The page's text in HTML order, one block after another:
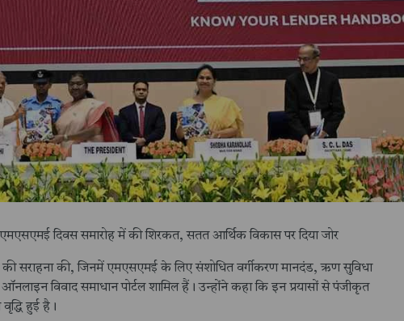
ने एमएसएमई दिवस समारोह में की शिरकत, सतत आर्थिक विकास पर दिया जोर
की सराहना की, जिनमें एमएसएमई के लिए संशोधित वर्गीकरण मानदंड, ऋण सुविधा
ऑनलाइन विवाद समाधान पोर्टल शामिल हैं। उन्होंने कहा कि इन प्रयासों से पंजीकृत
हुई है।